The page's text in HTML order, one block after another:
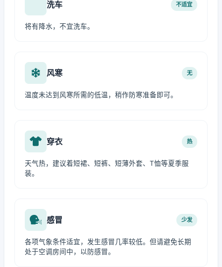
洗车 不适宜
将有降水，不宜洗车。
风寒 无
温度未达到风寒所需的低温，稍作防寒准备即可。
穿衣 热
天气热，建议着短裙、短裤、短薄外套、T恤等夏季服
装。
感冒 少发
各项气象条件适宜，发生感冒几率较低。但请避免长期
处于空调房间中，以防感冒。